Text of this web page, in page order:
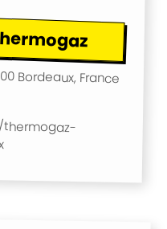
Bordeaux, France